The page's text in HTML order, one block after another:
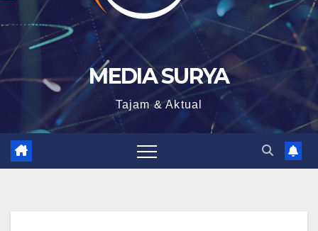
MEDIA SURYA
Tajam & Aktual